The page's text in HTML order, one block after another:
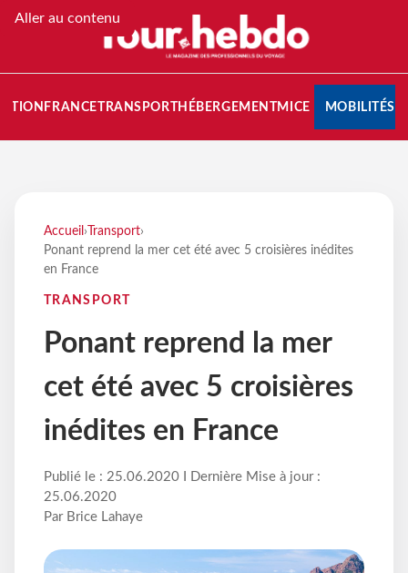
Aller au contenu
FRANCETRANSPORT HÉBERGEMENTMICE MOBILITÉS
Accueil › Transport›
Ponant reprend la mer cet été avec 5 croisières inédites
en France
TRANSPORT
Ponant reprend la mer
cet été avec 5 croisières
inédites en France
Publié le : 25.06.2020 I Dernière Mise à jour :
25.06.2020
Par Brice Lahaye